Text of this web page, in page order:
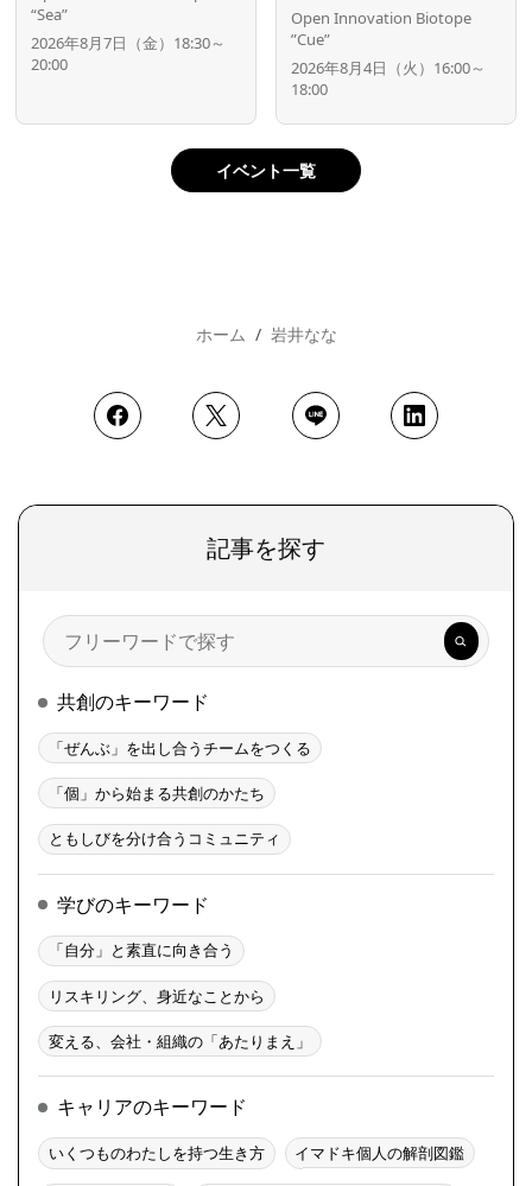
“Sea”
2026年8月7日（金）18:30～
20:00
Open Innovation Biotope
”Cue”
2026年8月4日（火）16:00～
18:00
イベント一覧
ホーム 岩井なな
記事を探す
検
索
共創のキーワード
「ぜんぶ」を出し合うチームをつくる
「個」から始まる共創のかたち
ともしびを分け合うコミュニティ
学びのキーワード
「自分」と素直に向き合う
リスキリング、身近なことから
変える、会社・組織の「あたりまえ」
キャリアのキーワード
いくつものわたしを持つ生き方 イマドキ個人の解剖図鑑